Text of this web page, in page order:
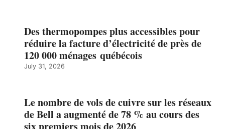
Des thermopompes plus accessibles pour
réduire la facture d’électricité de près de
120 000 ménages québécois
July 31, 2026
Le nombre de vols de cuivre sur les réseaux
de Bell a augmenté de 78 % au cours des